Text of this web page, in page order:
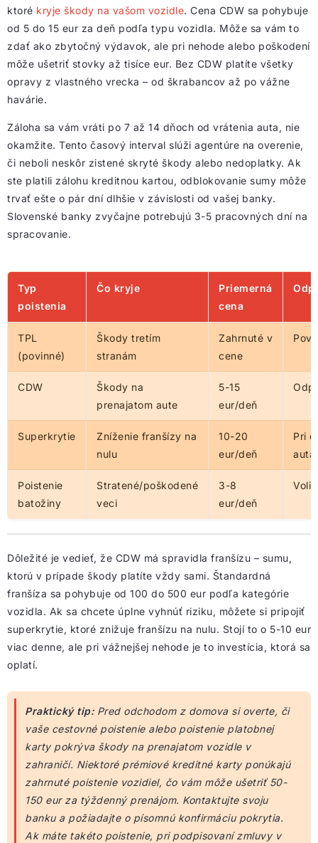
ktoré kryje škody na vašom vozidle. Cena CDW sa pohybuje
od 5 do 15 eur za deň podľa typu vozidla. Môže sa vám to
zdať ako zbytočný výdavok, ale pri nehode alebo poškodení
môže ušetriť stovky až tisíce eur. Bez CDW platíte všetky
opravy z vlastného vrecka – od škrabancov až po vážne
havárie.
Záloha sa vám vráti po 7 až 14 dňoch od vrátenia auta, nie
okamžite. Tento časový interval slúži agentúre na overenie,
či neboli neskôr zistené skryté škody alebo nedoplatky. Ak
ste platili zálohu kreditnou kartou, odblokovanie sumy môže
trvať ešte o pár dní dlhšie v závislosti od vašej banky.
Slovenské banky zvyčajne potrebujú 3-5 pracovných dní na
spracovanie.
Typ
poistenia
Čo kryje
Priemerná
cena
TPL
(povinné)
Škody tretím
stranám
Zahrnuté v
cene
CDW
Škody na
prenajatom aute
5-15
eur/deň
Superkrytie
Zníženie franšízy na
nulu
10-20
eur/deň
Pri
Poistenie
batožiny
Stratené/poškodené
veci
3-8
eur/deň
Dôležité je vedieť, že CDW má spravidla franšízu – sumu,
ktorú v prípade škody platíte vždy sami. Štandardná
franšíza sa pohybuje od 100 do 500 eur podľa kategórie
vozidla. Ak sa chcete úplne vyhnúť riziku, môžete si pripojiť
superkrytie, ktoré znižuje franšízu na nulu. Stojí to o 5-10 eur
viac denne, ale pri vážnejšej nehode je to investícia, ktorá sa
oplatí.
Praktický tip:Pred odchodom z domova si overte, či
vaše cestovné poistenie alebo poistenie platobnej
karty pokrýva škody na prenajatom vozidle v
zahraničí. Niektoré prémiové kreditné karty ponúkajú
zahrnuté poistenie vozidiel, čo vám môže ušetriť 50-
150 eur za týždenný prenájom. Kontaktujte svoju
banku a požiadajte o písomnú konfirmáciu pokrytia.
Ak máte takéto poistenie, pri podpisovaní zmluvy v